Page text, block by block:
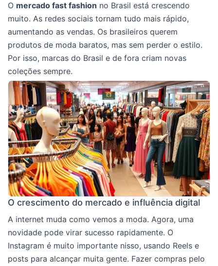
O mercado fast fashion no Brasil está crescendo
muito. As redes sociais tornam tudo mais rápido,
aumentando as vendas. Os brasileiros querem
produtos de moda baratos, mas sem perder o estilo.
Por isso, marcas do Brasil e de fora criam novas
coleções sempre.
O crescimento do mercado e influência digital
A internet muda como vemos a moda. Agora, uma
novidade pode virar sucesso rapidamente. O
Instagram é muito importante nisso, usando Reels e
posts para alcançar muita gente. Fazer compras pelo